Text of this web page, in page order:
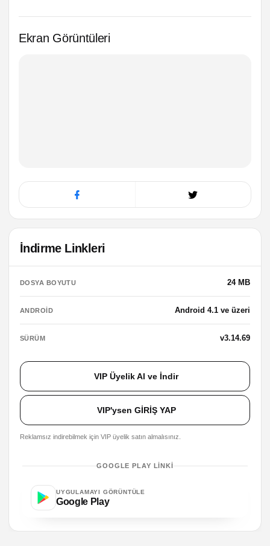
Ekran Görüntüleri
İndirme Linkleri
DOSYA BOYUTU 24 MB
ANDROID Android 4.1 ve üzeri
SÜRÜM v3.14.69
VIP Üyelik Al ve İndir
VIP'ysen GİRİŞ YAP
Reklamsız indirebilmek için VIP üyelik satın almalısınız.
GOOGLE PLAY LINKI
UYGULAMAYI GÖRÜNTÜLE
Google Play